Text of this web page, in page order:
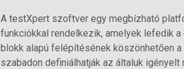
A testXpert szoftver egy megbízható
funkciókkal rendelkezik, amelyek lefedik
blokk alapú felépítésének köszönhetően
szabadon definiálhatják az általuk